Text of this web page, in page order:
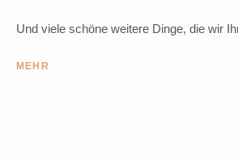
Und viele schöne weitere Dinge, die wir
MEHR